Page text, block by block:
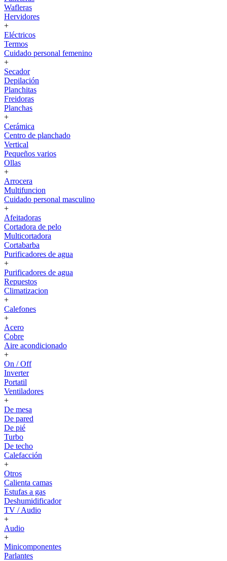
Wafleras
Hervidores
+
Eléctricos
Termos
Cuidado personal femenino
+
Secador
Depilación
Planchitas
Freidoras
Planchas
+
Cerámica
Centro de planchado
Vertical
Pequeños varios
Ollas
+
Arrocera
Multifuncion
Cuidado personal masculino
+
Afeitadoras
Cortadora de pelo
Multicortadora
Cortabarba
Purificadores de agua
+
Purificadores de agua
Repuestos
Climatizacion
+
Calefones
+
Acero
Cobre
Aire acondicionado
+
On / Off
Inverter
Portatil
Ventiladores
+
De mesa
De pared
De pié
Turbo
De techo
Calefacción
+
Otros
Calienta camas
Estufas a gas
Deshumidificador
TV / Audio
+
Audio
+
Minicomponentes
Parlantes